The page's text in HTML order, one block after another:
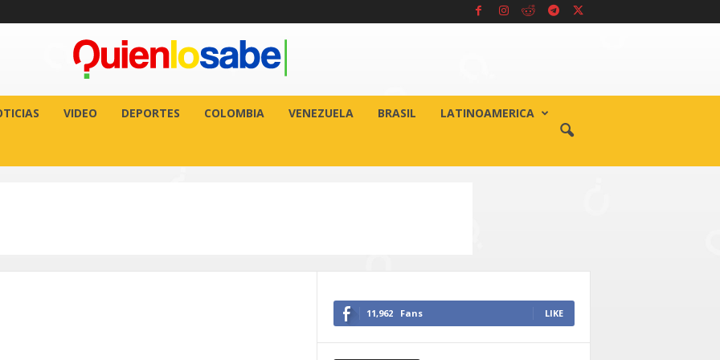
VIDEO DEPORTES COLOMBIA VENEZUELA BRASIL LATINOAMERICA
11,962 Fans LIKE